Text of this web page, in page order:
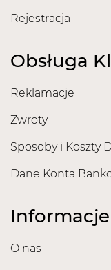
Rejestracja
Obsługa
Reklamacje
Zwroty
Sposoby i Koszty
Dane Konta
Informacje
O nas